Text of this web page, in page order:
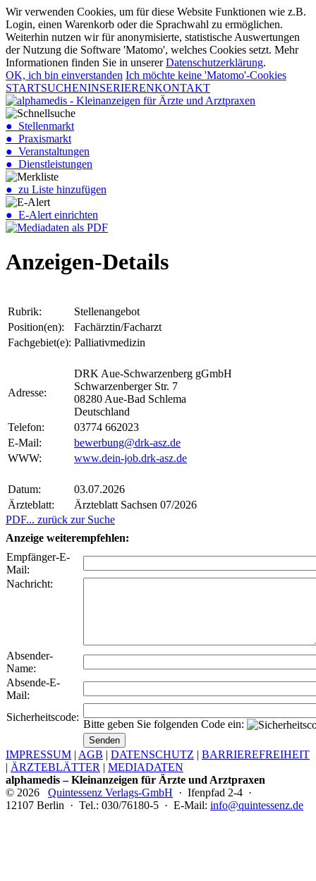
Wir verwenden Cookies, um für diese Website Funktionen wie z.B.
Login, einen Warenkorb oder die Sprachwahl zu ermöglichen.
Weiterhin nutzen wir für anonymisierte, statistische Auswertungen
der Nutzung die Software 'Matomo', welches Cookies setzt. Mehr
Informationen finden Sie in unsererDatenschutzerklärung.
OK, ich bin einverstanden Ich möchte keine 'Matomo'-Cookies
STARTSUCHENINSERIERENKONTAKT
● Stellenmarkt
● Praxismarkt
● Veranstaltungen
● Dienstleistungen
● zu Liste hinzufügen
● E-Alert einrichten
Anzeigen-Details
Rubrik:
Stellenangebot
Position(en):
Fachärztin/Facharzt
Fachgebiet(e): Palliativmedizin
Adresse:
DRK Aue-Schwarzenberg gGmbH
Schwarzenberger Str. 7
08280 Aue-Bad Schlema
Deutschland
Telefon:
03774 662023
E-Mail:
bewerbung@drk-asz.de
WWW:
www.dein-job.drk-asz.de
Datum:
03.07.2026
Ärzteblatt:
Ärzteblatt Sachsen 07/2026
PDF... zurück zur Suche
Anzeige weiterempfehlen:
Empfänger-E-
Mail:
Nachricht:
Absender-
Name:
Absende-E-
Mail:
Sicherheitscode:
Bitte geben Sie folgenden Code ein:
IMPRESSUM | AGB | DATENSCHUTZ | BARRIEREFREIHEIT
| ÄRZTEBLÄTTER | MEDIADATEN
alphamedis – Kleinanzeigen für Ärzte und Arztpraxen
© 2026 Quintessenz Verlags-GmbH · Ifenpfad 2-4 ·
12107 Berlin · Tel.: 030/76180-5 · E-Mail: info@quintessenz.de